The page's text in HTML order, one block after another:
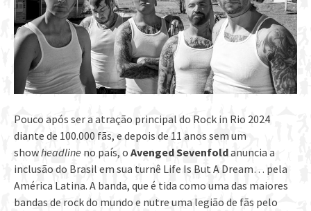
Pouco após ser a atração principal do Rock in Rio 2024
diante de 100.000 fãs, e depois de 11 anos sem um
showheadline no país, o Avenged Sevenfoldanuncia a
inclusão do Brasil em sua turnê Life Is But A Dream… pela
América Latina. A banda, que é tida como uma das maiores
bandas de rock do mundo e nutre uma legião de fãs pelo